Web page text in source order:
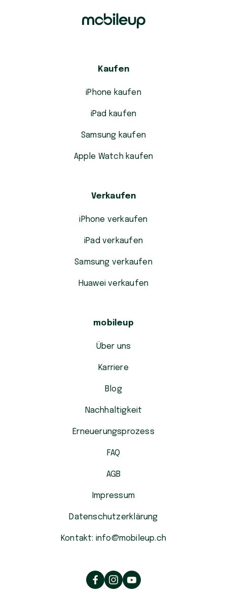
Kaufen
iPhone kaufen
iPad kaufen
Samsung kaufen
Apple Watch kaufen
Verkaufen
iPhone verkaufen
iPad verkaufen
Samsung verkaufen
Huawei verkaufen
mobileup
Über uns
Karriere
Blog
Nachhaltigkeit
Erneuerungsprozess
FAQ
AGB
Impressum
Datenschutzerklärung
Kontakt: info@mobileup.ch